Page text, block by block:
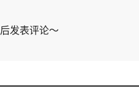
后发表评论～